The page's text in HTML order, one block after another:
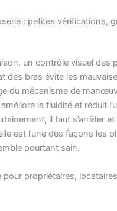
: petites vérifications,
un contrôle visuel des
des bras évite les
du mécanisme de
la fluidité et réduit
il faut s’arrêter et
est l’une des façons les
pourtant sain.
pour propriétaires,